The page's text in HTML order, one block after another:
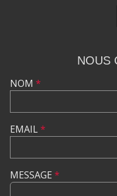
NOUS
NOM *
EMAIL*
MESSAGE *